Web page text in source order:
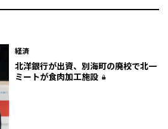
経済
北洋銀行が出資、別海町の廃校で北一
ミートが食肉加工施設